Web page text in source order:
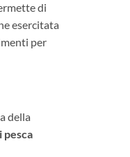
di
esercitata
per
della
pesca